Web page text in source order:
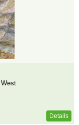
Details